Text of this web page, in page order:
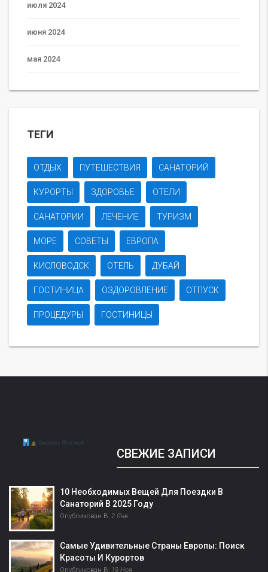
июля 2024
июня 2024
мая 2024
ТЕГИ
ОТДЫХ ПУТЕШЕСТВИЯ САНАТОРИЙ
КУРОРТЫ ЗДОРОВЬЕ ОТЕЛИ
САНАТОРИИ ЛЕЧЕНИЕ ТУРИЗМ
МОРЕ СОВЕТЫ ЕВРОПА
КИСЛОВОДСК ОТЕЛЬ ДУБАЙ
ГОСТИНИЦА ОЗДОРОВЛЕНИЕ ОТПУСК
ПРОЦЕДУРЫ ГОСТИНИЦЫ
СВЕЖИЕ ЗАПИСИ
10 Необходимых Вещей Для Поездки В
Санаторий В 2025 Году
Опубликован В: 2 Янв
Самые Удивительные Страны Европы: Поиск
Красоты И Курортов
Опубликован В: 19 Ноя